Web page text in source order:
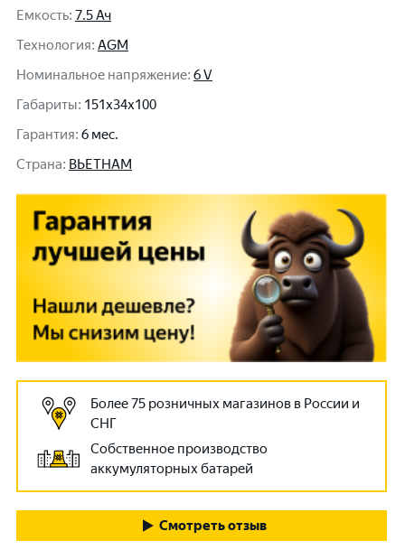
Емкость: 7.5 Ач
Технология: AGM
Номинальное напряжение: 6 V
Габариты: 151x34x100
Гарантия: 6 мес.
Cтрана: ВЬЕТНАМ
Более 75 розничных магазинов в России и
СНГ
Собственное производство
аккумуляторных батарей
Смотреть отзыв